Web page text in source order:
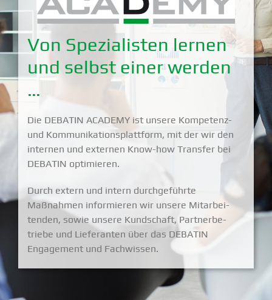
Von Spezia­listen lernen
und selbst einer werden
…
Die DEBATIN ACADEMY ist unsere Kompetenz-
und Kommu­ni­ka­ti­ons­plattform, mit der wir den
internen und externen Know-how Transfer bei
DEBATIN optimieren.
Durch extern und intern durch­ge­führte
Maßnahmen infor­mieren wir unsere Mitar­bei­
tenden, sowie unsere Kundschaft, Partner­be­
triebe und Liefe­ranten über das DEBATIN
Engagement und Fachwissen.